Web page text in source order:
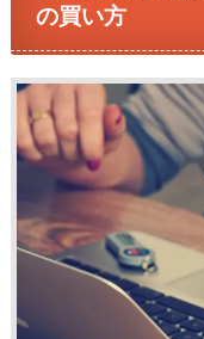
の買い方